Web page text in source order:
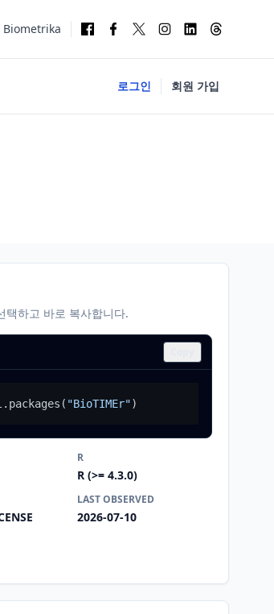
Biometrika
로그인 회원 가입
택하고 바로 복사합니다.
( "BioTIMEr")
R
R (>= 4.3.0)
LAST OBSERVED
2026-07-10